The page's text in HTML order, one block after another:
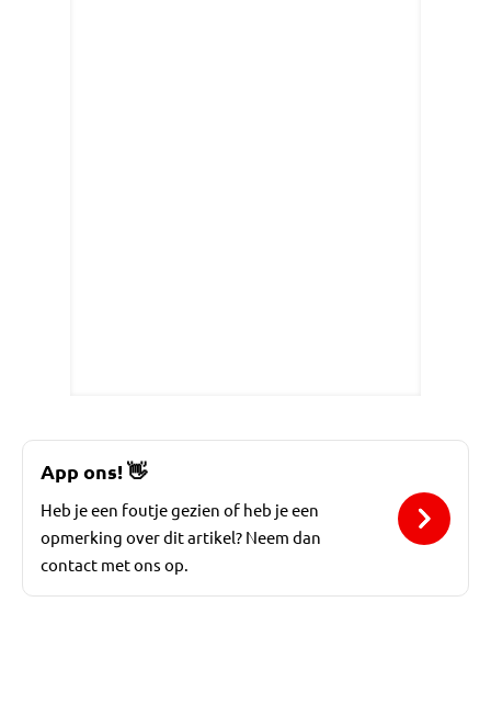
App ons!👋
Heb je een foutje gezien of heb je een
opmerking over dit artikel? Neem dan
contact met ons op.